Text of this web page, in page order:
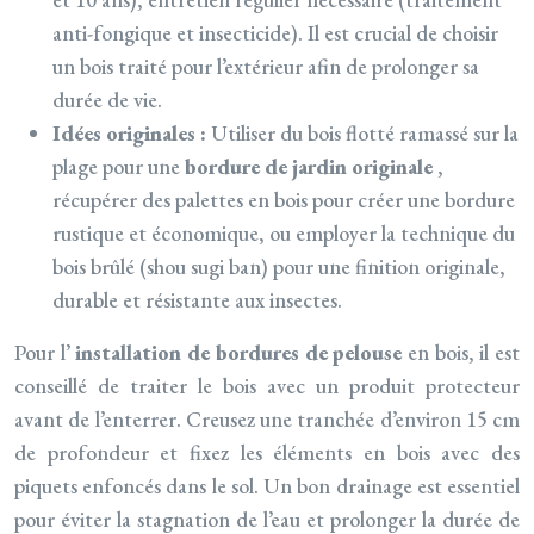
anti-fongique et insecticide). Il est crucial de choisir
un bois traité pour l’extérieur afin de prolonger sa
durée de vie.
Idées originales : Utiliser du bois flotté ramassé sur la
plage pour unebordure de jardin originale ,
récupérer des palettes en bois pour créer une bordure
rustique et économique, ou employer la technique du
bois brûlé (shou sugi ban) pour une finition originale,
durable et résistante aux insectes.
Pour l’installation de bordures de pelouse en bois, il est
conseillé de traiter le bois avec un produit protecteur
avant de l’enterrer. Creusez une tranchée d’environ 15 cm
de profondeur et fixez les éléments en bois avec des
piquets enfoncés dans le sol. Un bon drainage est essentiel
pour éviter la stagnation de l’eau et prolonger la durée de